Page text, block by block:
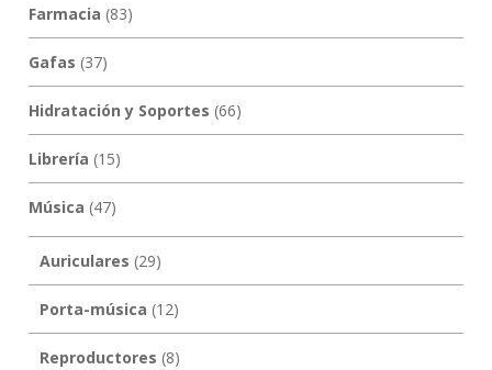
Farmacia (83)
Gafas (37)
Hidratación y Soportes (66)
Librería (15)
Música (47)
Auriculares (29)
Porta-música (12)
Reproductores (8)